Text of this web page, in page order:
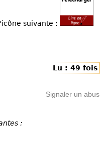
suivante :
Lu : 49 fois
Signaler un abus
: